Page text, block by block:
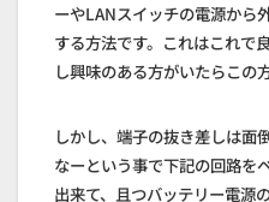
ーやLANスイッチの電源から
する方法です。これはこれで
し興味のある方がいたらこの
しかし、端子の抜き差しは面
なーという事で下記の回路を
出来て、且つバッテリー電源